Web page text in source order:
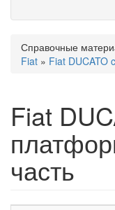
Вы здесь
Справочные
Fiat » Fiat DUCATO
Fiat
часть